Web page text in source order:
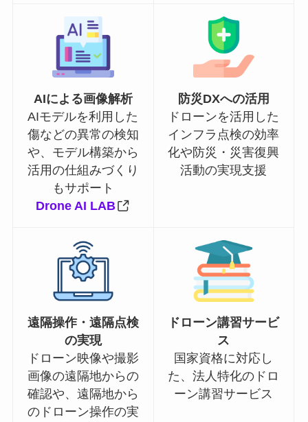
AIによる画像解析
AIモデルを利用した
傷などの異常の検知
や、モデル構築から
活用の仕組みづくり
もサポート
Drone AI LAB
防災DXへの活用
ドローンを活用した
インフラ点検の効率
化や防災・災害復興
活動の実現支援
遠隔操作・遠隔点検
の実現
ドローン映像や撮影
画像の遠隔地からの
確認や、遠隔地から
のドローン操作の実
ドローン講習サービ
ス
国家資格に対応し
た、法人特化のドロ
ーン講習サービス